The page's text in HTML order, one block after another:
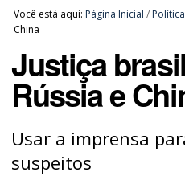
Você está aqui: Página Inicial / Política
China
Justiça
Rússia e
Usar a imprensa
suspeitos